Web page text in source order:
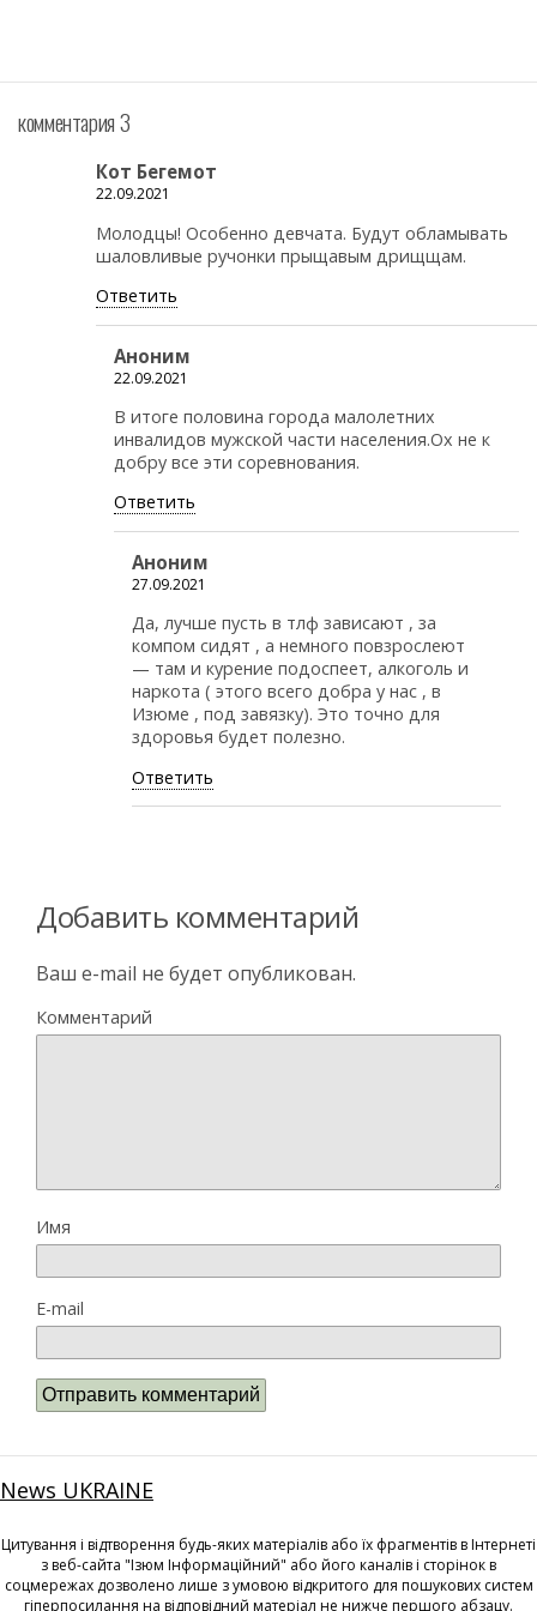
комментария 3
Кот Бегемот
22.09.2021
Молодцы! Особенно девчата. Будут обламывать
шаловливые ручонки прыщавым дрищщам.
Ответить
Аноним
22.09.2021
В итоге половина города малолетних
инвалидов мужской части населения.Ох не к
добру все эти соревнования.
Ответить
Аноним
27.09.2021
Да, лучше пусть в тлф зависают , за
компом сидят , а немного повзрослеют
— там и курение подоспеет, алкоголь и
наркота ( этого всего добра у нас , в
Изюме , под завязку). Это точно для
здоровья будет полезно.
Ответить
Добавить комментарий
Ваш e-mail не будет опубликован.
Комментарий
Имя
E-mail
News UKRAINE
Цитування і відтворення будь-яких матеріалів або їх фрагментів в Інтернеті
з веб-сайта "Ізюм Інформаційний" або його каналів і сторінок в
соцмережах дозволено лише з умовою відкритого для пошукових систем
гіперпосилання на відповідний матеріал не нижче першого абзацу.